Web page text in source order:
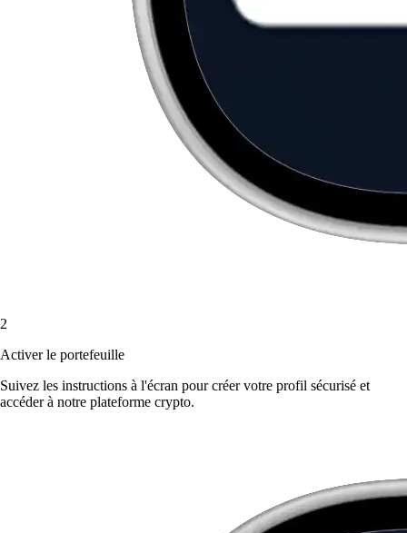
2
Activer le portefeuille
Suivez les instructions à l'écran pour créer votre profil sécurisé et
accéder à notre plateforme crypto.